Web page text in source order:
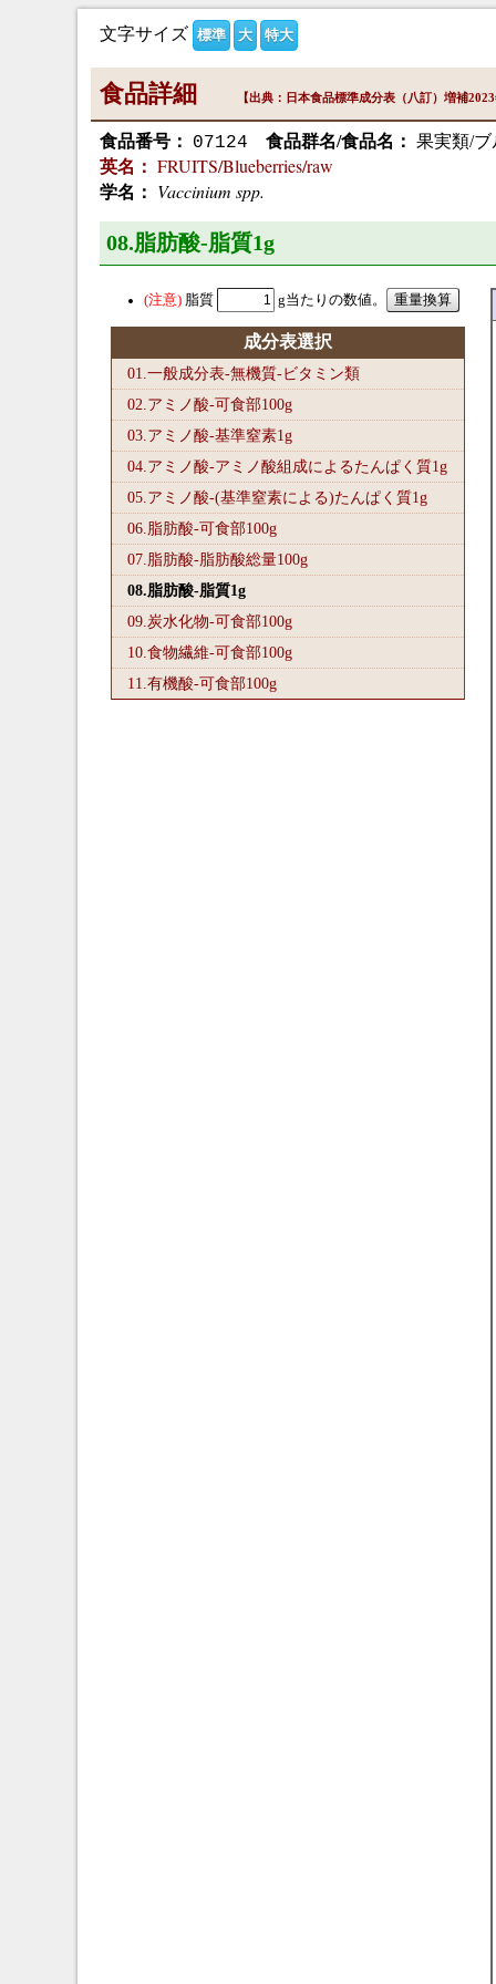
文字サイズ 標準 大 特大
食品詳細 【出典：日本食品標準成分表（八訂）増補
食品番号： 07124 食品群名/食品名： 果実類/
英名： FRUITS/Blueberries/raw
学名： Vaccinium spp.
08.脂肪酸-脂質1g
脂質 g当たりの数値。
成分表選択
01.一般成分表-無機質-ビタミン類
02.アミノ酸-可食部100g
03.アミノ酸-基準窒素1g
04.アミノ酸-アミノ酸組成によるたんぱく質1g
05.アミノ酸-(基準窒素による)たんぱく質1g
06.脂肪酸-可食部100g
07.脂肪酸-脂肪酸総量100g
08.脂肪酸-脂質1g
09.炭水化物-可食部100g
10.食物繊維-可食部100g
11.有機酸-可食部100g